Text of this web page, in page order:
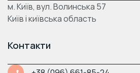
м. Київ, вул. Волинська 57
Київ і київська область
Контакти